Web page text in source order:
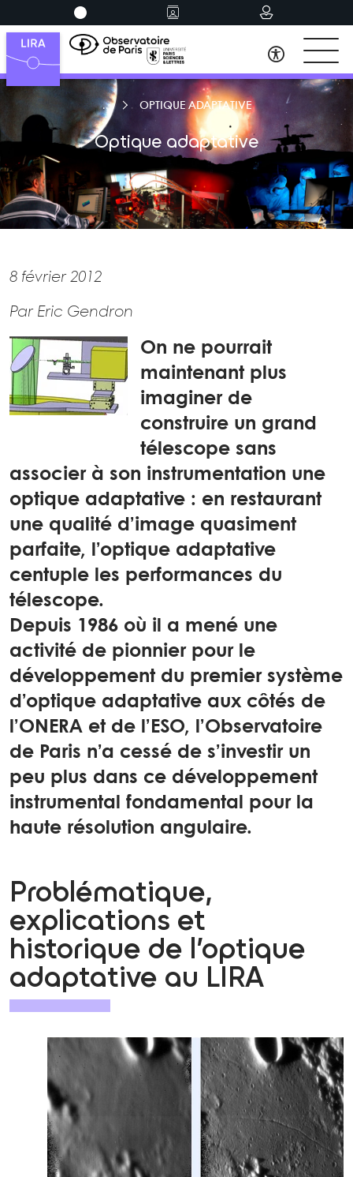
OPTIQUE ADAPTATIVE
Optique adaptative
8 février 2012
Par Eric Gendron
On ne pourrait
maintenant plus
imaginer de
construire un grand
télescope sans
associer à son instrumentation une
optique adaptative : en restaurant
une qualité d’image quasiment
parfaite, l’optique adaptative
centuple les performances du
télescope.
Depuis 1986 où il a mené une
activité de pionnier pour le
développement du premier système
d’optique adaptative aux côtés de
l’ONERA et de l’ESO, l’Observatoire
de Paris n’a cessé de s’investir un
peu plus dans ce développement
instrumental fondamental pour la
haute résolution angulaire.
Problématique,
explications et
historique de l’optique
adaptative au LIRA